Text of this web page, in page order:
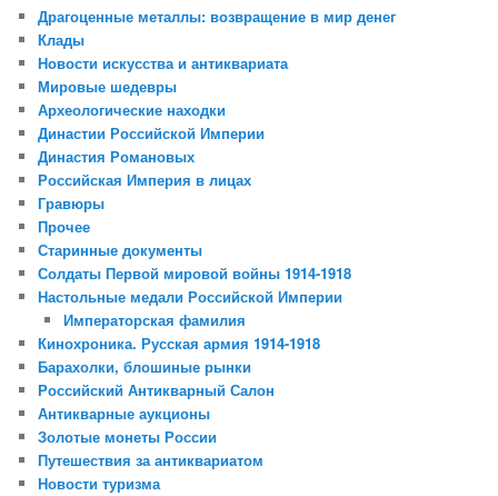
Драгоценные металлы: возвращение в мир денег
Клады
Новости искусства и антиквариата
Мировые шедевры
Археологические находки
Династии Российской Империи
Династия Романовых
Российская Империя в лицах
Гравюры
Прочее
Старинные документы
Солдаты Первой мировой войны 1914-1918
Настольные медали Российской Империи
Императорская фамилия
Кинохроника. Русская армия 1914-1918
Барахолки, блошиные рынки
Российский Антикварный Салон
Антикварные аукционы
Золотые монеты России
Путешествия за антиквариатом
Новости туризма